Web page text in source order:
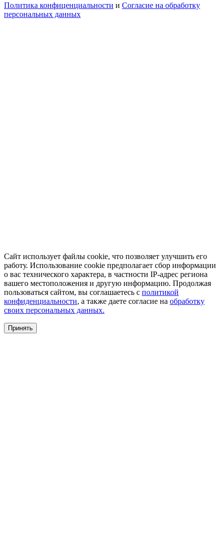
Политика конфиценциальности и Согласие на обработку
персональных данных
Сайт использует файлы cookie, что позволяет улучшить его
работу. Использование cookie предполагает сбор информации
о вас технического характера, в частности IP-адрес региона
вашего местоположения и другую информацию. Продолжая
пользоваться сайтом, вы соглашаетесь с политикой
конфиденциальности, а также даете согласие на обработку
своих персональных данных.
Принять